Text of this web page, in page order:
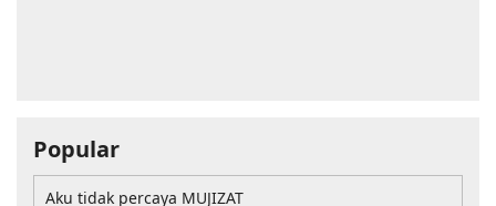
Popular
Aku tidak percaya MUJIZAT